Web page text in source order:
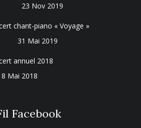
23 Nov 2019
chant-piano « Voyage »
31 Mai 2019
annuel 2018
8 Mai 2018
Facebook